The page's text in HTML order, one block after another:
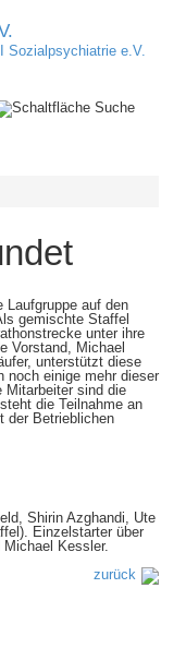
Laufgruppe auf den
gemischte Staffel
unter ihre
Vorstand, Michael
unterstützt diese
noch einige mehr dieser
Mitarbeiter sind die
die Teilnahme an
der Betrieblichen
Shirin Azghandi, Ute
Einzelstarter über
Kessler.
zurück